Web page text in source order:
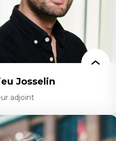
Josselin
adjoint